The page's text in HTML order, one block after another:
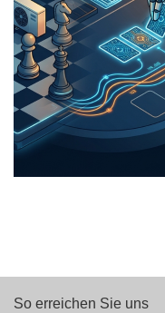
So erreichen Sie uns